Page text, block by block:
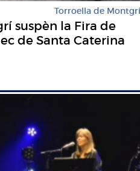
Torroella de Montgrí
suspèn la Fira de
de Santa Caterina